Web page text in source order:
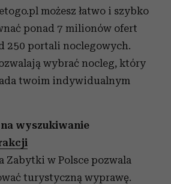
możesz łatwo i szybko
ponad 7 milionów ofert
250 portali noclegowych.
wybrać nocleg, który
twoim indywidualnym
na wyszukiwanie
Zabytki w Polsce pozwala
turystyczną wyprawę.